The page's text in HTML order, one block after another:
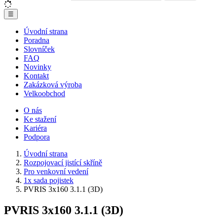
☰
Úvodní strana
Poradna
Slovníček
FAQ
Novinky
Kontakt
Zakázková výroba
Velkoobchod
O nás
Ke stažení
Kariéra
Podpora
Úvodní strana
Rozpojovací jistící skříně
Pro venkovní vedení
1x sada pojistek
PVRIS 3x160 3.1.1 (3D)
PVRIS 3x160 3.1.1 (3D)